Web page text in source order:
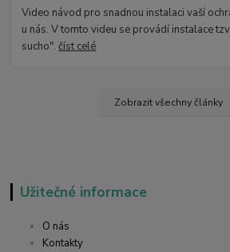
Video návod pro snadnou instalaci vaší
u nás. V tomto videu se provádí instalace
sucho".číst celé
Zobrazit všechny články
Užitečné informace
O nás
Kontakty